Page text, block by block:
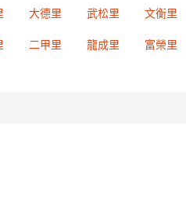
大德里 武松里 文衡里
二甲里 龍成里 富榮里